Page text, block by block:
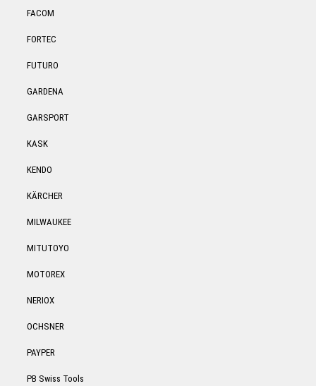
FACOM
FORTEC
FUTURO
GARDENA
GARSPORT
KASK
KENDO
KÄRCHER
MILWAUKEE
MITUTOYO
MOTOREX
NERIOX
OCHSNER
PAYPER
PB Swiss Tools